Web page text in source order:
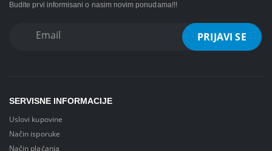
Budite prvi informisani o nasim novim ponudama!!!
SERVISNE INFORMACIJE
Uslovi kupovine
Način isporuke
Način plaćanja